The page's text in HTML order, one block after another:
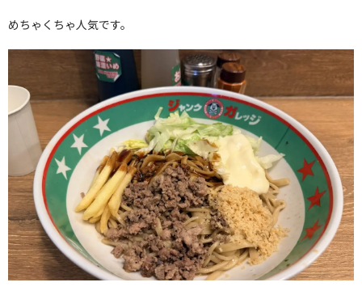
めちゃくちゃ人気です。